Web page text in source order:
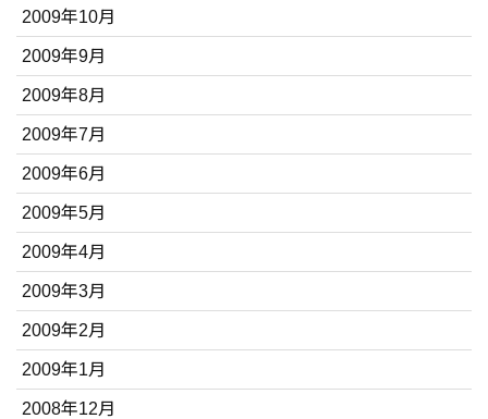
2009年10月
2009年9月
2009年8月
2009年7月
2009年6月
2009年5月
2009年4月
2009年3月
2009年2月
2009年1月
2008年12月